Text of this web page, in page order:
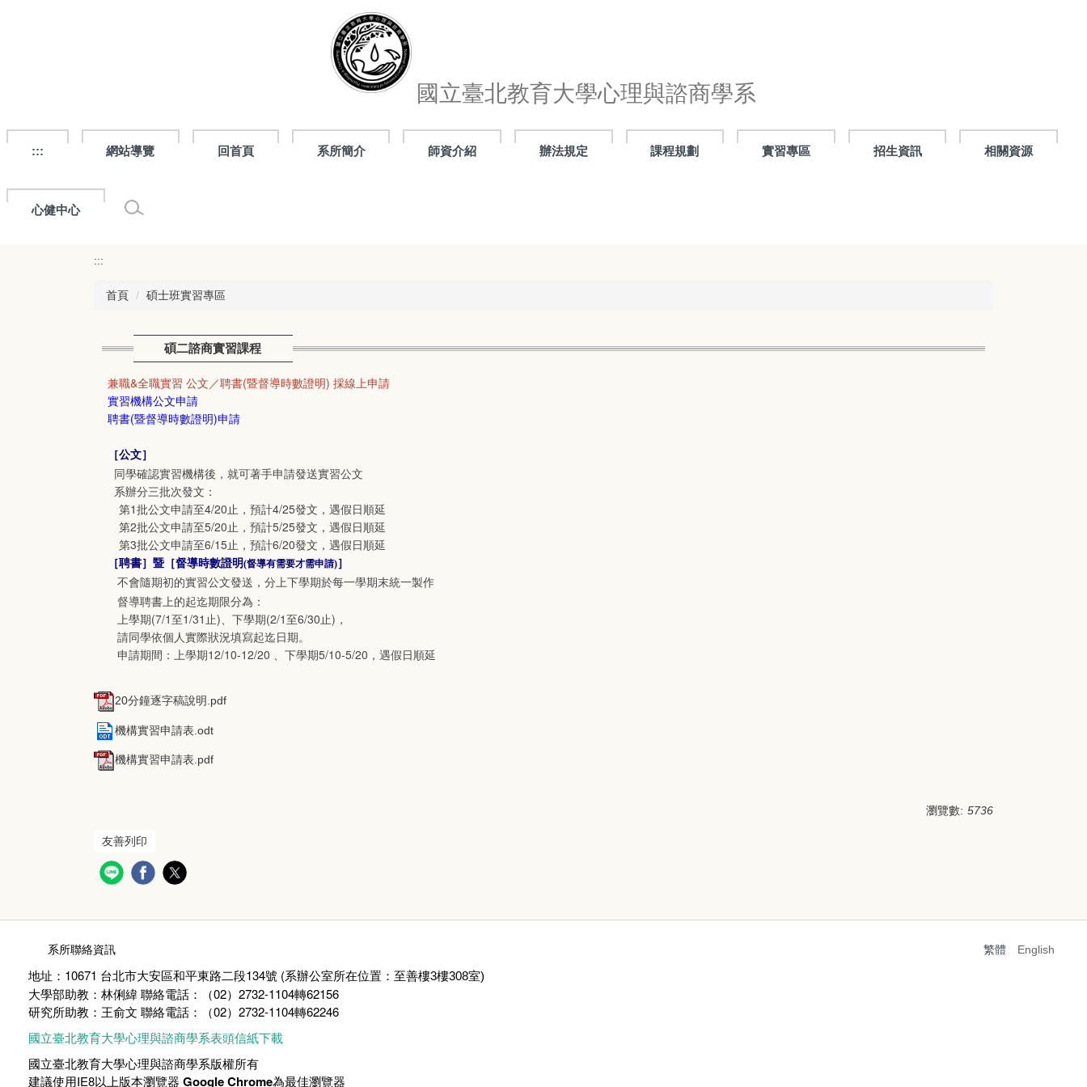
國立臺北教育大學心理與諮商學系
::: 網站導覽 回首頁 系所簡介 師資介紹 辦法規定 課程規劃 實習專區 招生資訊 相關資源
心健中心
:::
首頁 碩士班實習專區
碩二諮商實習課程
兼職&全職實習 公文／聘書(暨督導時數證明) 採線上申請
實習機構公文申請
聘書(暨督導時數證明)申請
［公文］
同學確認實習機構後，就可著手申請發送實習公文
系辦分三批次發文：
第1批公文申請至4/20止，預計4/25發文，遇假日順延
第2批公文申請至5/20止，預計5/25發文，遇假日順延
第3批公文申請至6/15止，預計6/20發文，遇假日順延
［聘書］暨［督導時數證明(督導有需要才需申請)］
不會隨期初的實習公文發送，分上下學期於每一學期末統一製作
督導聘書上的起迄期限分為：
上學期(7/1至1/31止)、下學期(2/1至6/30止)，
請同學依個人實際狀況填寫起迄日期。
申請期間：上學期12/10-12/20 、下學期5/10-5/20，遇假日順延
20分鐘逐字稿說明.pdf
機構實習申請表.odt
機構實習申請表.pdf
瀏覽數: 5736
友善列印
繁體 English
系所聯絡資訊
地址：10671 台北市大安區和平東路二段134號 (系辦公室所在位置：至善樓3樓308室)
大學部助教：林俐緯 聯絡電話：（02）2732-1104轉62156
研究所助教：王俞文 聯絡電話：（02）2732-1104轉62246
國立臺北教育大學心理與諮商學系表頭信紙下載
國立臺北教育大學心理與諮商學系版權所有
建議使用IE8以上版本瀏覽器 Google Chrome為最佳瀏覽器